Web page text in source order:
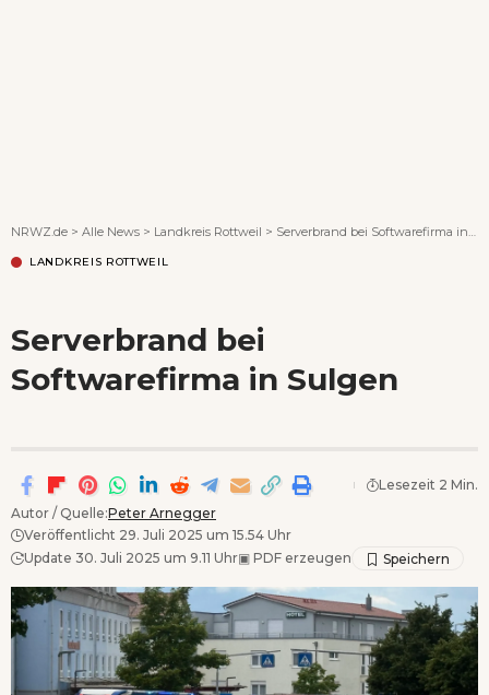
NRWZ.de > Alle News > Landkreis Rottweil > Serverbrand bei Softwarefirma in Sulgen
LANDKREIS ROTTWEIL
Serverbrand bei
Softwarefirma in Sulgen
Autor / Quelle:Peter Arnegger
Veröffentlicht 29. Juli 2025 um 15.54 Uhr
Update 30. Juli 2025 um 9.11 Uhr▣ PDF erzeugen
Lesezeit 2 Min.